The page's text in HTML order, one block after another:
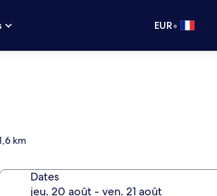
EUR•
km
Dates